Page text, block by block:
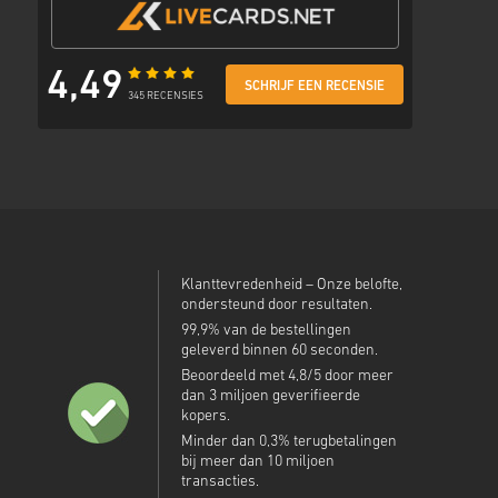
4,49 345 RECENSIES
SCHRIJF EEN RECENSIE
Klanttevredenheid – Onze belofte,
ondersteund door resultaten.
99,9% van de bestellingen
geleverd binnen 60 seconden.
Beoordeeld met 4,8/5 door meer
dan 3 miljoen geverifieerde
kopers.
Minder dan 0,3% terugbetalingen
bij meer dan 10 miljoen
transacties.